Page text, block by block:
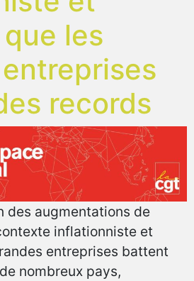
les
records
des augmentations de
inflationniste et
entreprises battent
nombreux pays,